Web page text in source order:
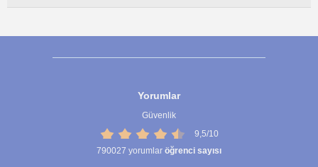
Yorumlar
Güvenlik
9,5/10
790027 yorumlar öğrenci sayısı